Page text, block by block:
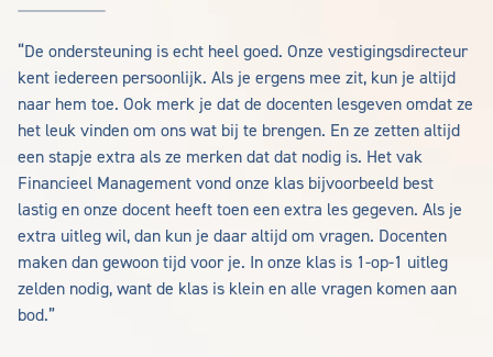
“De ondersteuning is echt heel goed. Onze vestigingsdirecteur
kent iedereen persoonlijk. Als je ergens mee zit, kun je altijd
naar hem toe. Ook merk je dat de docenten lesgeven omdat ze
het leuk vinden om ons wat bij te brengen. En ze zetten altijd
een stapje extra als ze merken dat dat nodig is. Het vak
Financieel Management vond onze klas bijvoorbeeld best
lastig en onze docent heeft toen een extra les gegeven. Als je
extra uitleg wil, dan kun je daar altijd om vragen. Docenten
maken dan gewoon tijd voor je. In onze klas is 1-op-1 uitleg
zelden nodig, want de klas is klein en alle vragen komen aan
bod.”